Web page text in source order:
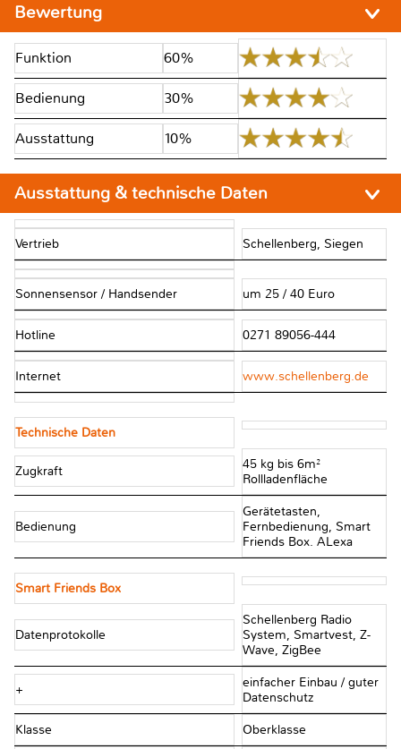
Bewertung
Funktion 60%
Bedienung 30%
Ausstattung 10%
Ausstattung & technische Daten
Vertrieb Schellenberg, Siegen
Sonnensensor / Handsender um 25 / 40 Euro
Hotline 0271 89056-444
Internet www.schellenberg.de
Technische Daten
Zugkraft
45 kg bis 6m²
Rollladenfläche
Bedienung
Gerätetasten,
Fernbedienung, Smart
Friends Box. ALexa
Smart Friends Box
Datenprotokolle
Schellenberg Radio
System, Smartvest, Z-
Wave, ZigBee
+
einfacher Einbau / guter
Datenschutz
Klasse Oberklasse